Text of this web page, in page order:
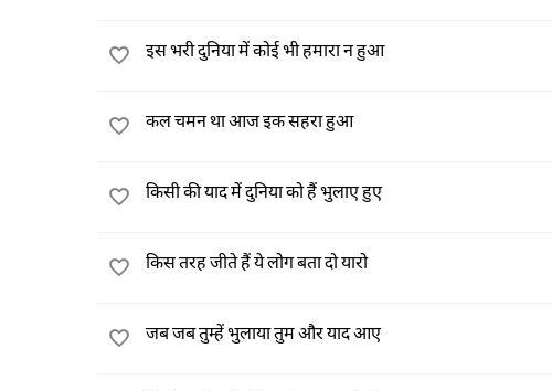
इस भरी दुनिया में कोई भी हमारा न हुआ
कल चमन था आज इक सहरा हुआ
किसी की याद में दुनिया को हैं भुलाए हुए
किस तरह जीते हैं ये लोग बता दो यारो
जब जब तुम्हें भुलाया तुम और याद आए